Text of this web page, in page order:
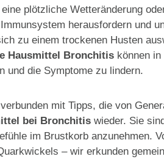
plötzliche Wetteränderung
herausfordern und
zu einem trockenen Husten
Hausmittel Bronchitis können
und die Symptome zu lindern.
mit Tipps, die von
bei Bronchitis wieder. Sie
im Brustkorb anzunehmen.
– wir erkunden